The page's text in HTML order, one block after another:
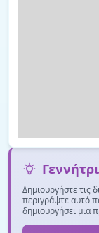
Δημιουργήστε τις
περιγράψτε αυτό
δημιουργήσει μια